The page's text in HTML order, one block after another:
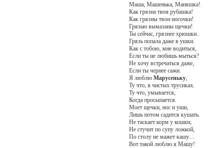
Маша, Машенька, Маняшка!
Как грязна твоя рубашка!
Как грязны твои носочки!
Грязью вымазаны щечки!
Ты сейчас, грязнее хрюшки.
Грязь попала даже в ушки.
Как с тобою, мне водиться,
Если ты не любишь мыться?
Не хочу встречаться даже,
Если ты чернее сажи.
Я люблю Марусеньку,
Ту что, в чистых трусиках.
Ту что, умывается,
Когда просыпается.
Моет щечки, нос и уши,
Лишь потом садится кушать.
Не таскает корм у кошки,
Не стучит по супу ложкой,
По столу не мажет кашу…
Вот такой люблю я Машу!